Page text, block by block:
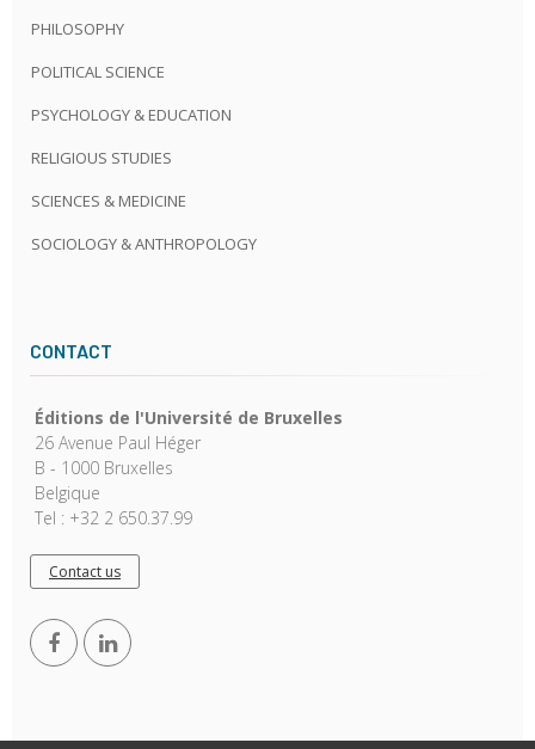
PHILOSOPHY
POLITICAL SCIENCE
PSYCHOLOGY & EDUCATION
RELIGIOUS STUDIES
SCIENCES & MEDICINE
SOCIOLOGY & ANTHROPOLOGY
CONTACT
Éditions de l'Université de Bruxelles
26 Avenue Paul Héger
B - 1000 Bruxelles
Belgique
Tel : +32 2 650.37.99
Contact us